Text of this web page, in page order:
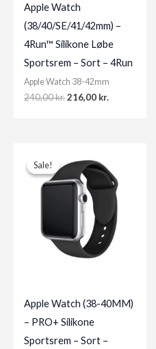
Apple Watch
(38/40/SE/41/42mm) –
4Run™ Silikone Løbe
Sportsrem – Sort – 4Run
Apple Watch 38-42mm
240,00kr.Original
216,00 kr.
Sale!
Sale!
Apple Watch (38-40MM)
– PRO+ Silikone
Sportsrem – Sort –